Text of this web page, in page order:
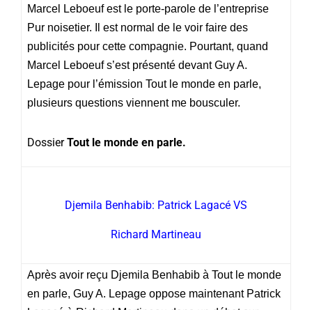
Marcel Leboeuf est le porte-parole de l’entreprise
Pur noisetier. Il est normal de le voir faire des
publicités pour cette compagnie. Pourtant, quand
Marcel Leboeuf s’est présenté devant Guy A.
Lepage pour l’émission Tout le monde en parle,
plusieurs questions viennent me bousculer.
DossierTout le monde en parle.
Djemila Benhabib: Patrick Lagacé VS
Richard Martineau
Après avoir reçu Djemila Benhabib à Tout le monde
en parle, Guy A. Lepage oppose maintenant Patrick